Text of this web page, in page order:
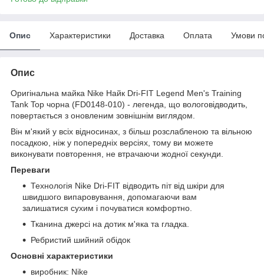
Опис Характеристики Доставка Оплата Умови
Опис
Оригінальна майка Nike Найк Dri-FIT Legend Men's Training
Tank Top чорна (FD0148-010) - легенда, що вологовідводить,
повертається з оновленим зовнішнім виглядом.
Він м'який у всіх відносинах, з більш розслабленою та вільною
посадкою, ніж у попередніх версіях, тому ви можете
виконувати повторення, не втрачаючи жодної секунди.
Переваги
Технологія Nike Dri-FIT відводить піт від шкіри для
швидшого випаровування, допомагаючи вам
залишатися сухим і почуватися комфортно.
Тканина джерсі на дотик м'яка та гладка.
Ребристий шийний обідок
Основні характеристики
виробник: Nike